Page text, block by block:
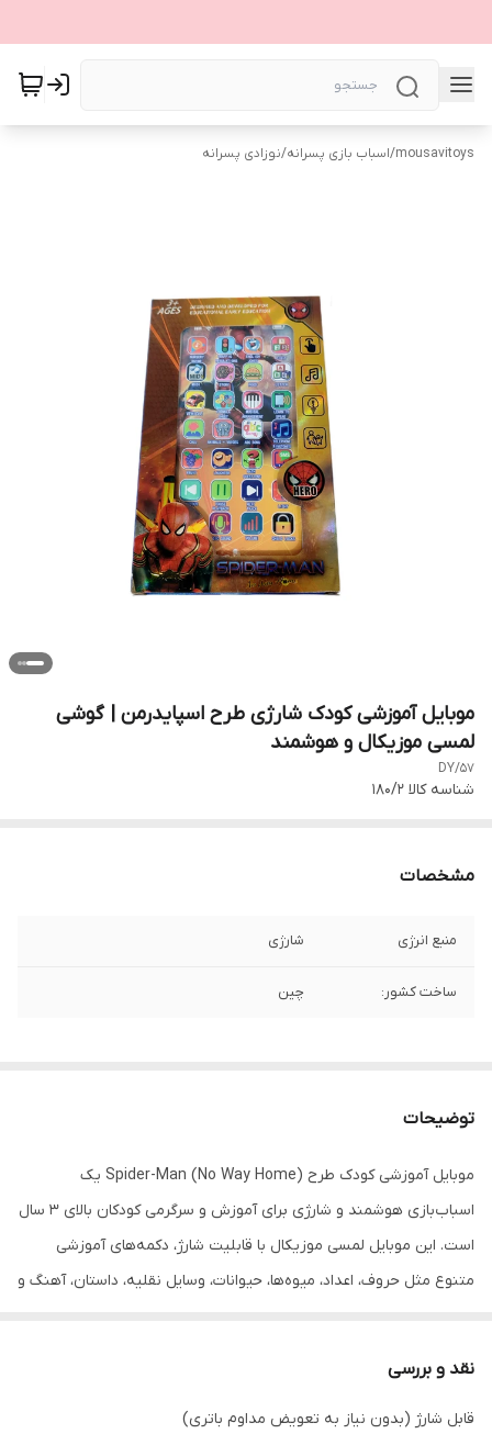
mousavitoys
/اسباب بازی پسرانه/نوزادی پسرانه
موبایل آموزشی کودک شارژی طرح اسپایدرمن | گوشی
لمسی موزیکال و هوشمند
DY/57
شناسه کالا 180/2
مشخصات
منبع انرژی شارژی
ساخت کشور: چین
توضیحات
موبایل آموزشی کودک طرح Spider-Man (No Way Home) یک
اسباب‌بازی هوشمند و شارژی برای آموزش و سرگرمی کودکان بالای ۳ سال
است. این موبایل لمسی موزیکال با قابلیت شارژ، دکمه‌های آموزشی
متنوع مثل حروف، اعداد، میوه‌ها، حیوانات، وسایل نقلیه، داستان، آهنگ و
با طراحی مشابه گوشی‌های هوشمند واقعی و تم پرطرفدار اسپایدرمن،
کودک شما همزمان بازی می‌کند، یاد می‌گیرد و سرگرم می‌شود. انتخابی
نقد و بررسی
قابل شارژ (بدون نیاز به تعویض مداوم باتری)